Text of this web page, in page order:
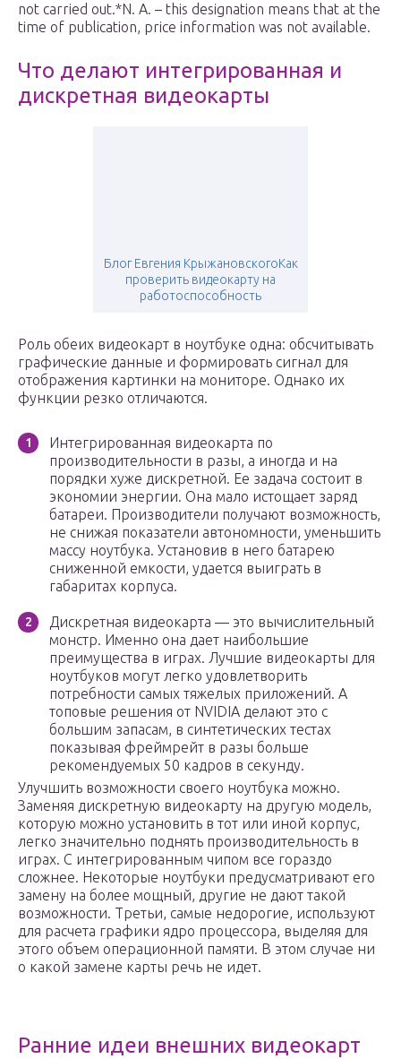
not carried out.*N. A. – this designation means that at the
time of publication, price information was not available.
Что делают интегрированная и
дискретная видеокарты
Блог Евгения КрыжановскогоКак
проверить видеокарту на
работоспособность
Роль обеих видеокарт в ноутбуке одна: обсчитывать
графические данные и формировать сигнал для
отображения картинки на мониторе. Однако их
функции резко отличаются.
Интегрированная видеокарта по
производительности в разы, а иногда и на
порядки хуже дискретной. Ее задача состоит в
экономии энергии. Она мало истощает заряд
батареи. Производители получают возможность,
не снижая показатели автономности, уменьшить
массу ноутбука. Установив в него батарею
сниженной емкости, удается выиграть в
габаритах корпуса.
Дискретная видеокарта — это вычислительный
монстр. Именно она дает наибольшие
преимущества в играх. Лучшие видеокарты для
ноутбуков могут легко удовлетворить
потребности самых тяжелых приложений. А
топовые решения от NVIDIA делают это с
большим запасам, в синтетических тестах
показывая фреймрейт в разы больше
рекомендуемых 50 кадров в секунду.
Улучшить возможности своего ноутбука можно.
Заменяя дискретную видеокарту на другую модель,
которую можно установить в тот или иной корпус,
легко значительно поднять производительность в
играх. С интегрированным чипом все гораздо
сложнее. Некоторые ноутбуки предусматривают его
замену на более мощный, другие не дают такой
возможности. Третьи, самые недорогие, используют
для расчета графики ядро процессора, выделяя для
этого объем операционной памяти. В этом случае ни
о какой замене карты речь не идет.
Ранние идеи внешних видеокарт